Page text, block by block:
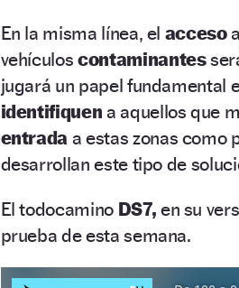
En la misma línea, el acceso
vehículoscontaminantes
jugará un papel fundamental
identifiquen a aquellos que
entrada a estas zonas como
desarrollan este tipo de
El todocamino DS7, en su
prueba de esta semana.